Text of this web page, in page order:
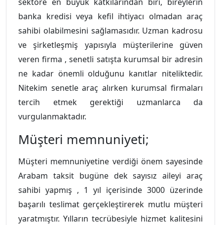
banka kredisi veya kefil ihtiyacı olmadan araç
sahibi olabilmesini sağlamasıdır. Uzman kadrosu
ve şirketleşmiş yapısıyla müşterilerine güven
veren firma , senetli satışta kurumsal bir adresin
ne kadar önemli olduğunu kanıtlar niteliktedir.
Nitekim senetle araç alırken kurumsal firmaları
tercih etmek gerektiği uzmanlarca da
vurgulanmaktadır.
Müşteri memnuniyeti;
Müşteri memnuniyetine verdiği önem sayesinde
Arabam taksit bugüne dek sayısız aileyi araç
sahibi yapmış , 1 yıl içerisinde 3000 üzerinde
başarılı teslimat gerçekleştirerek mutlu müşteri
yaratmıştır. Yılların tecrübesiyle hizmet kalitesini